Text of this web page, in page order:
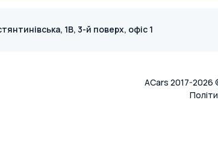
1В, 3-й поверх, офіс 1
ACars 2017-2026